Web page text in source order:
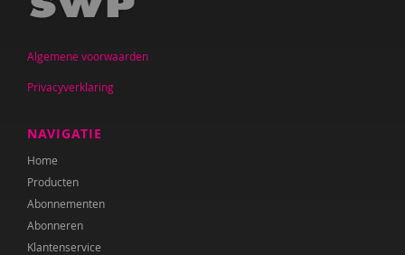
Iris Andriessen
Nilay Ardjosemito
Nishaan Ardjosemito
Siela Ardjosemito-Jethoe
Nicole van Asten
Diverse auteurs
Roli Ayutsede
Algemene voorwaarden
Privacyverklaring
NAVIGATIE
Home
Producten
Abonnementen
Abonneren
Klantenservice